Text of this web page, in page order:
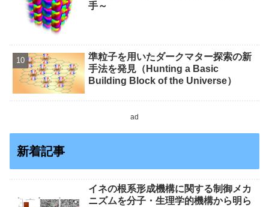
手～
準粒子を用いたダークマター探索の新
手法を発見（Hunting a Basic
Building Block of the Universe）
ad
新着記事
イネの根系形成機構に関する制御メカ
ニズムを分子・生理学的機構から明ら